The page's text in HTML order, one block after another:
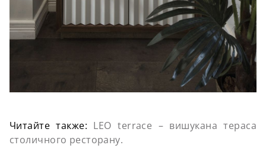
Читайте также: LEO terrace – вишукана тераса
столичного ресторану.